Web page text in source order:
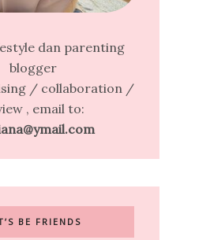
dan parenting
blogger
/ collaboration /
, email to:
BE FRIENDS